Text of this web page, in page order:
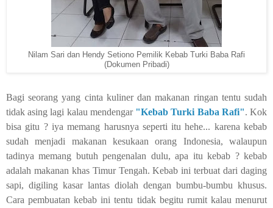
Nilam Sari dan Hendy Setiono Pemilik Kebab Turki Baba Rafi
(Dokumen Pribadi)
Bagi seorang yang cinta kuliner dan makanan ringan tentu sudah
tidak asing lagi kalau mendengar "Kebab Turki Baba Rafi". Kok
bisa gitu ? iya memang harusnya seperti itu hehe... karena kebab
sudah menjadi makanan kesukaan orang Indonesia, walaupun
tadinya memang butuh pengenalan dulu, apa itu kebab ? kebab
adalah makanan khas Timur Tengah. Kebab ini terbuat dari daging
sapi, digiling kasar lantas diolah dengan bumbu-bumbu khusus.
Cara pembuatan kebab ini tentu tidak begitu rumit kalau menurut